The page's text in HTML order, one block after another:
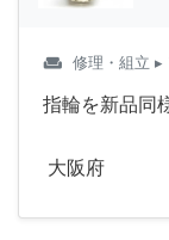
weekend 修理・組立 ▸
指輪を新品同
大阪府